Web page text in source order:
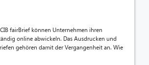
fairBrief können Unternehmen ihren
online abwickeln. Das Ausdrucken und
gehören damit der Vergangenheit an. Wie